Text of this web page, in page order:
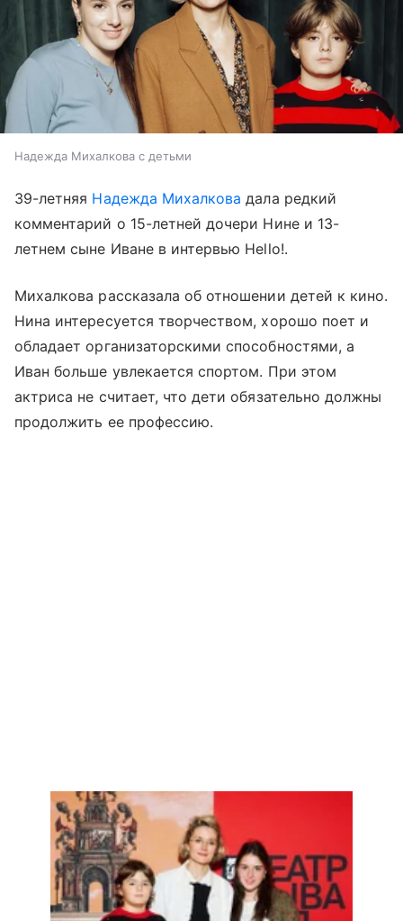
Надежда Михалкова с детьми
39-летняя Надежда Михалкова дала редкий
комментарий о 15-летней дочери Нине и 13-
летнем сыне Иване в интервью Hello!.
Михалкова рассказала об отношении детей к кино.
Нина интересуется творчеством, хорошо поет и
обладает организаторскими способностями, а
Иван больше увлекается спортом. При этом
актриса не считает, что дети обязательно должны
продолжить ее профессию.